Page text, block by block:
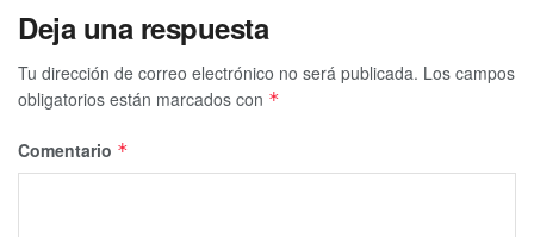
Deja una respuesta
Tu dirección de correo electrónico no será publicada. Los campos
obligatorios están marcados con *
Comentario *